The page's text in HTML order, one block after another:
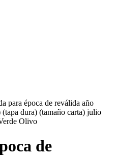
para época de reválida año
dura) (tamaño carta) julio
Olivo
de